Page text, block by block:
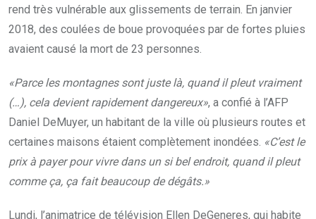
rend très vulnérable aux glissements de terrain. En janvier
2018, des coulées de boue provoquées par de fortes pluies
avaient causé la mort de 23 personnes.
«Parce les montagnes sont juste là, quand il pleut vraiment
(…), cela devient rapidement dangereux», a confié à l’AFP
Daniel DeMuyer, un habitant de la ville où plusieurs routes et
certaines maisons étaient complètement inondées. «C’est le
prix à payer pour vivre dans un si bel endroit, quand il pleut
comme ça, ça fait beaucoup de dégâts.»
Lundi, l’animatrice de télévision Ellen DeGeneres, qui habite